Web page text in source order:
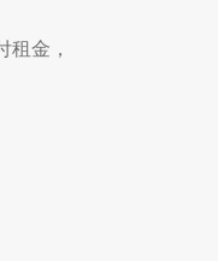
金，